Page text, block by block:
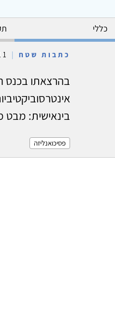
כללי
כתבות שטח |
בהרצאתו בכנס
בינאישית:
פסיכואנליזה